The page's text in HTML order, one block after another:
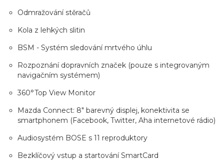
Odmražování stěračů
Kola z lehkých slitin
BSM - Systém sledování mrtvého úhlu
Rozpoznání dopravních značek (pouze s integrovaným
navigačním systémem)
360°Top View Monitor
Mazda Connect: 8" barevný displej, konektivita se
smartphonem (Facebook, Twitter, Aha internetové rádio)
Audiosystém BOSE s 11 reproduktory
Bezklíčový vstup a startování SmartCard